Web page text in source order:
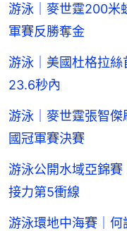
游泳｜麥世霆200
軍賽反勝奪金
游泳｜美國杜格拉
23.6秒內
游泳｜麥世霆張智
國冠軍賽決賽
游泳公開水域亞錦
接力第5衝線
游泳環地中海賽｜